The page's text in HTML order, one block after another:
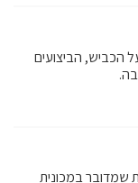
הכביש, הביצועים
שמדובר במכונית